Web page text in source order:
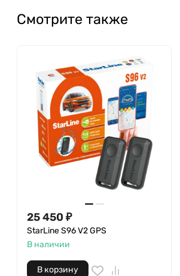
Смотрите также
25 450 ₽
StarLine S96 V2 GPS
В наличии
В корзину